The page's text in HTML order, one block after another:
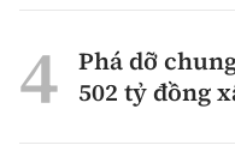
Phá dỡ
502 tỷ đồng